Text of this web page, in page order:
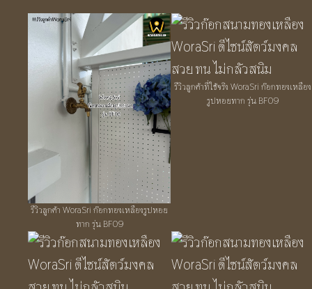
รีวิวลูกค้า WoraSri ก๊อกทองเหลืองรูปหอย
ทาก รุ่น BF09
รีวิวลูกค้าที่ใช้จริง WoraSri ก๊อกทองเหลือง
รูปหอยทาก รุ่น BF09